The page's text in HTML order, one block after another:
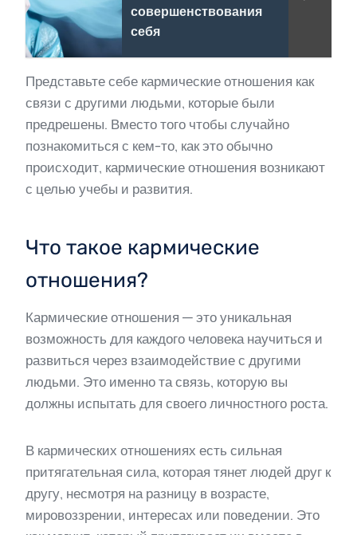
совершенствования
себя
Представьте себе кармические отношения как
связи с другими людьми, которые были
предрешены. Вместо того чтобы случайно
познакомиться с кем-то, как это обычно
происходит, кармические отношения возникают
с целью учебы и развития.
Что такое кармические
отношения?
Кармические отношения — это уникальная
возможность для каждого человека научиться и
развиться через взаимодействие с другими
людьми. Это именно та связь, которую вы
должны испытать для своего личностного роста.
В кармических отношениях есть сильная
притягательная сила, которая тянет людей друг к
другу, несмотря на разницу в возрасте,
мировоззрении, интересах или поведении. Это